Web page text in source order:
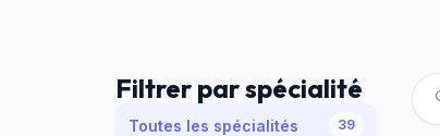
Filtrer par spécialité
Toutes les spécialités 39